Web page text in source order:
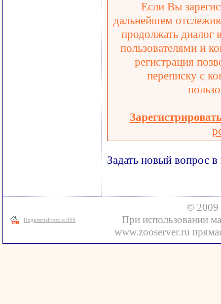
Если Вы
дальнейшем
продолжать диалог
пользователями и
регистрация
переписку с
Задать новый вопрос
Подключайтесь к RSS
© 2009
При использовании
www.zooserver.ru